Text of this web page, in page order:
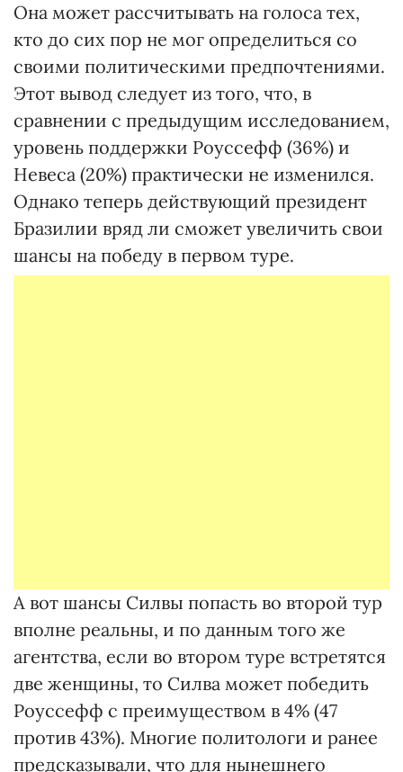
Она может рассчитывать на голоса тех,
кто до сих пор не мог определиться со
своими политическими предпочтениями.
Этот вывод следует из того, что, в
сравнении с предыдущим исследованием,
уровень поддержки Роуссефф (36%) и
Невеса (20%) практически не изменился.
Однако теперь действующий президент
Бразилии вряд ли сможет увеличить свои
шансы на победу в первом туре.
А вот шансы Силвы попасть во второй тур
вполне реальны, и по данным того же
агентства, если во втором туре встретятся
две женщины, то Силва может победить
Роуссефф с преимуществом в 4% (47
против 43%). Многие политологи и ранее
предсказывали, что для нынешнего